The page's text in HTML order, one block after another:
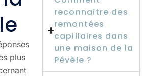
plus
reconnaître des
remontées
capillaires dans
une maison de la
Pévèle ?